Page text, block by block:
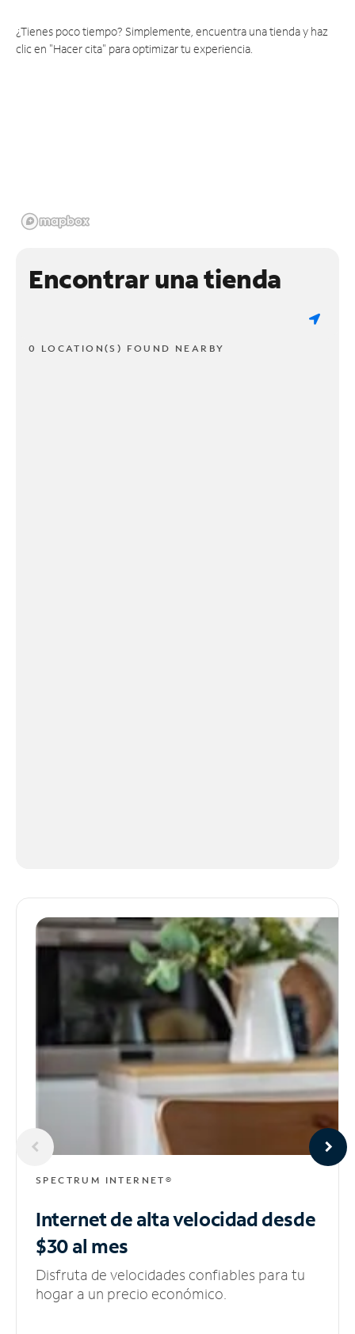
¿Tienes poco tiempo? Simplemente, encuentra una tienda y haz
clic en "Hacer cita" para optimizar tu experiencia.
Encontrar una tienda
0 LOCATION(S) FOUND NEARBY
SPECTRUM INTERNET®
Internet de alta velocidaddesde
$30 al mes
Disfruta de velocidades confiables para tu
hogar a un precio económico.